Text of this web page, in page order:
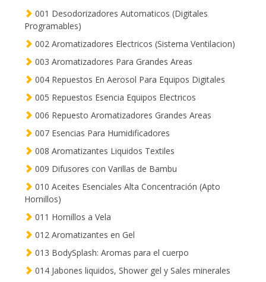
001 Desodorizadores Automaticos (Digitales
Programables)
002 Aromatizadores Electricos (Sistema Ventilacion)
003 Aromatizadores Para Grandes Areas
004 Repuestos En Aerosol Para Equipos Digitales
005 Repuestos Esencia Equipos Electricos
006 Repuesto Aromatizadores Grandes Areas
007 Esencias Para Humidificadores
008 Aromatizantes Liquidos Textiles
009 Difusores con Varillas de Bambu
010 Aceites Esenciales Alta Concentración (Apto
Hornillos)
011 Hornillos a Vela
012 Aromatizantes en Gel
013 BodySplash: Aromas para el cuerpo
014 Jabones liquidos, Shower gel y Sales minerales